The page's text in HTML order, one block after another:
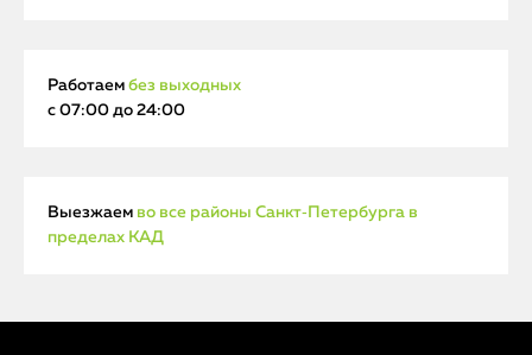
Работаем без выходных
с 07:00 до 24:00
Выезжаем во все районы Санкт‑Петербурга в
пределах КАД